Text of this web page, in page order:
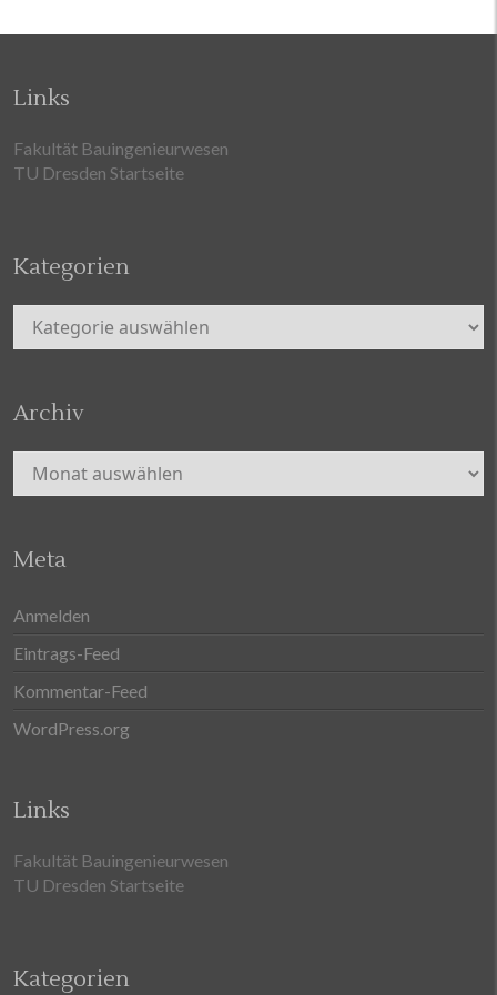
Links
Fakultät Bauingenieurwesen
TU Dresden Startseite
Kategorien
Kategorien
Archiv
Archiv
Meta
Anmelden
Eintrags-Feed
Kommentar-Feed
WordPress.org
Links
Fakultät Bauingenieurwesen
TU Dresden Startseite
Kategorien